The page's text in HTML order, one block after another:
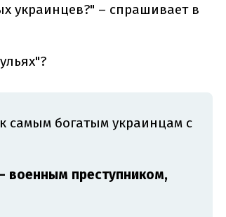
украинцев?" – спрашивает в
самым богатым украинцам с
военным преступником,